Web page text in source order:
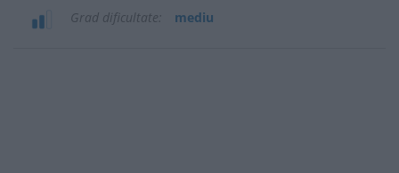
Grad dificultate mediu